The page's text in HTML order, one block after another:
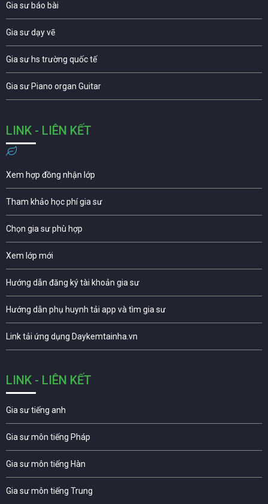
Gia sư báo bài
Gia sư dạy vẽ
Gia sư hs trường quốc tế
Gia sư Piano organ Guitar
LINK - LIÊN KẾT
Xem hợp đồng nhận lớp
Tham khảo học phí gia sư
Chọn gia sư phù hợp
Xem lớp mới
Hướng dẫn đăng ký tài khoản gia sư
Hướng dẫn phụ huynh tải app và tìm gia sư
Link tải ứng dụng Daykemtainha.vn
LINK - LIÊN KẾT
Gia sư tiếng anh
Gia sư môn tiếng Pháp
Gia sư môn tiếng Hàn
Gia sư môn tiếng Trung